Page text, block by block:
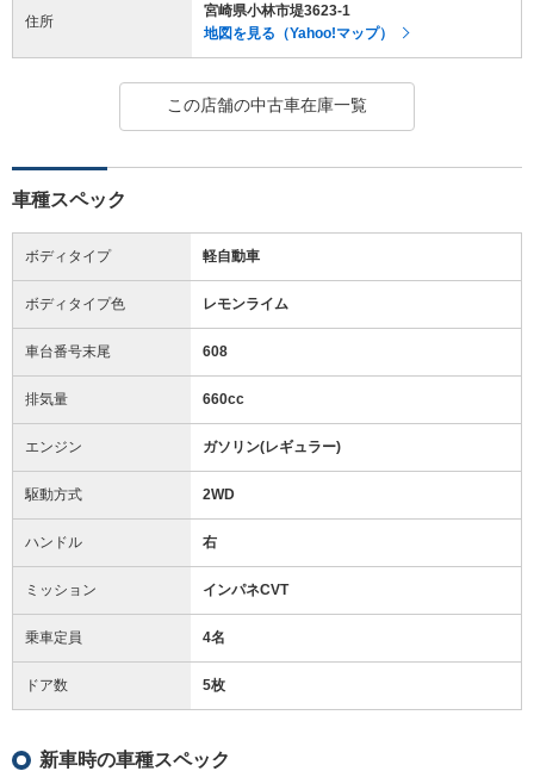
住所
宮崎県小林市堤3623-1
地図を見る（Yahoo!マップ）
この店舗の中古車在庫一覧
車種スペック
ボディタイプ 軽自動車
ボディタイプ色 レモンライム
車台番号末尾 608
排気量 660cc
エンジン ガソリン(レギュラー)
駆動方式 2WD
ハンドル 右
ミッション インパネCVT
乗車定員 4名
ドア数 5枚
新車時の車種スペック